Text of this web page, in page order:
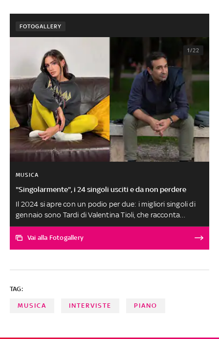
FOTOGALLERY
1/22
MUSICA
"Singolarmente", i 24 singoli usciti e da non perdere
Il 2024 si apre con un podio per due: i migliori singoli di
gennaio sono Tardi di Valentina Tioli, che racconta
quanto è importante essere on time, e Spiato di Lemò,
che narra una strana, struggente nostalgia. Un ascolto
brani, scelti tra circa 300 ascolti, sono al secondo posto
FABRIZIO BASSO
Vai alla Fotogallery
TAG:
MUSICA INTERVISTE PIANO